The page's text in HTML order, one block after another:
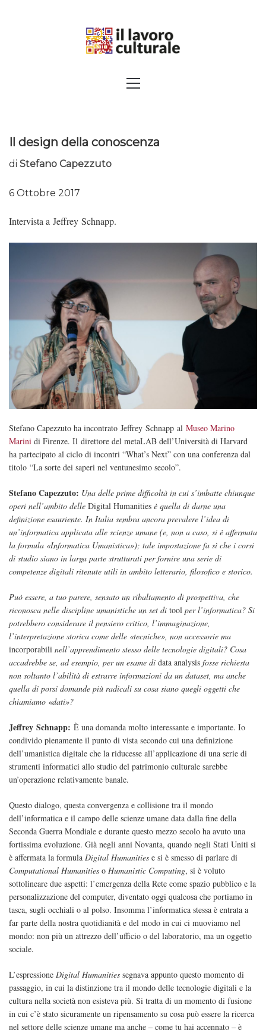
SAPERI, AFFACCIARSI SUL
Menu
Il design della conoscenza
di Stefano Capezzuto
6 Ottobre 2017
Intervista a Jeffrey Schnapp.
Stefano Capezzuto ha incontrato Jeffrey Schnapp al Museo Marino
Marini di Firenze. Il direttore del metaLAB dell’Università di Harvard
ha partecipato al ciclo di incontri “What’s Next” con una conferenza dal
titolo “La sorte dei saperi nel ventunesimo secolo”.
Stefano Capezzuto: Una delle prime difficoltà in cui s’imbatte chiunque
operi nell’ambito delle Digital Humanities è quella di darne una
definizione esauriente. In Italia sembra ancora prevalere l’idea di
un’informatica applicata alle scienze umane (e, non a caso, si è affermata
la formula «Informatica Umanistica»); tale impostazione fa sì che i corsi
di studio siano in larga parte strutturati per fornire una serie di
competenze digitali ritenute utili in ambito letterario, filosofico e storico.
Può essere, a tuo parere, sensato un ribaltamento di prospettiva, che
riconosca nelle discipline umanistiche un set di tool per l’informatica? Si
potrebbero considerare il pensiero critico, l’immaginazione,
l’interpretazione storica come delle «tecniche», non accessorie ma
incorporabili nell’apprendimento stesso delle tecnologie digitali? Cosa
accadrebbe se, ad esempio, per un esame di data analysis fosse richiesta
non soltanto l’abilità di estrarre informazioni da un dataset, ma anche
quella di porsi domande più radicali su cosa siano quegli oggetti che
chiamiamo «dati»?
Jeffrey Schnapp: È una domanda molto interessante e importante. Io
condivido pienamente il punto di vista secondo cui una definizione
dell’umanistica digitale che la riducesse all’applicazione di una serie di
strumenti informatici allo studio del patrimonio culturale sarebbe
un’operazione relativamente banale.
Questo dialogo, questa convergenza e collisione tra il mondo
dell’informatica e il campo delle scienze umane data dalla fine della
Seconda Guerra Mondiale e durante questo mezzo secolo ha avuto una
fortissima evoluzione. Già negli anni Novanta, quando negli Stati Uniti si
è affermata la formula Digital Humanities e si è smesso di parlare di
Computational Humanities o Humanistic Computing, si è voluto
sottolineare due aspetti: l’emergenza della Rete come spazio pubblico e la
personalizzazione del computer, diventato oggi qualcosa che portiamo in
tasca, sugli occhiali o al polso. Insomma l’informatica stessa è entrata a
far parte della nostra quotidianità e del modo in cui ci muoviamo nel
mondo: non più un attrezzo dell’ufficio o del laboratorio, ma un oggetto
sociale.
L’espressione Digital Humanities segnava appunto questo momento di
passaggio, in cui la distinzione tra il mondo delle tecnologie digitali e la
cultura nella società non esisteva più. Si tratta di un momento di fusione
in cui c’è stato sicuramente un ripensamento su cosa può essere la ricerca
nel settore delle scienze umane ma anche – come tu hai accennato – è